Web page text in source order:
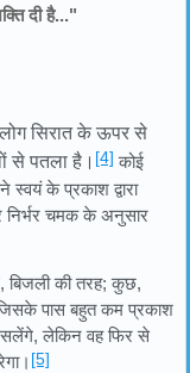
दी है..."
सिरात के ऊपर से
से पतला है। [4] कोई
स्वयं के प्रकाश द्वारा
निर्भर चमक के अनुसार
की तरह; कुछ,
पास बहुत कम प्रकाश
लेकिन वह फिर से
[5]